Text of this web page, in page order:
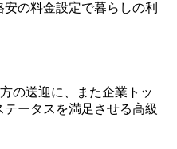
の料金設定で暮らしの利
の送迎に、また企業トッ
ータスを満足させる高級